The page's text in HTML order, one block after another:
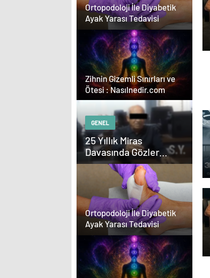
Ortopodoloji İle Diyabetik
Ayak Yarası Tedavisi
Zihnin Gizemli Sınırları ve
Ötesi : Nasılnedir.com
GENEL
25 Yıllık Miras
Davasında Gözler
Temmuz Ayındaki
Karar Duruşmasına
Çevrildi
Ortopodoloji İle Diyabetik
Ayak Yarası Tedavisi